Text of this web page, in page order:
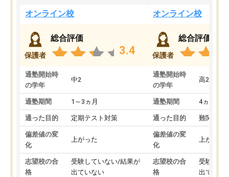
オンライン校
保護者
総合評価
3.4
通塾開始時
の学年
中2
通塾期間 1～3ヵ月
通った目的 定期テスト対策
偏差値の変
化
上がった
志望校の合
格
受験していない/結果が
出ていない
オンライン校
保護者
総合評価
通塾開始時
の学年
高2
通塾期間 4ヵ月～1
通った目的 難関私立
偏差値の変
化
上がった
志望校の合
格
受験して
出ていな